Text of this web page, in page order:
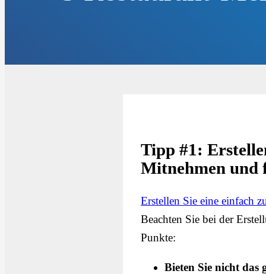
Tipp #1:
Mitnehmen und
Erstellen Sie eine einfach
Beachten Sie bei der
Punkte:
Bieten Sie nicht das